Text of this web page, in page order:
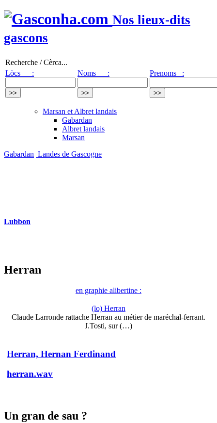
Nos lieux-dits
gascons
Recherche / Cèrca...
Lòcs :
Noms : Prenoms :
Marsan et Albret landais
Gabardan
Albret landais
Marsan
Gabardan Landes de Gascogne
Lubbon
Herran
en graphie alibertine :
(lo) Herran
Claude Larronde rattache Herran au métier de maréchal-ferrant.
J.Tosti, sur (…)
Herran, Hernan Ferdinand
herran.wav
Un gran de sau ?